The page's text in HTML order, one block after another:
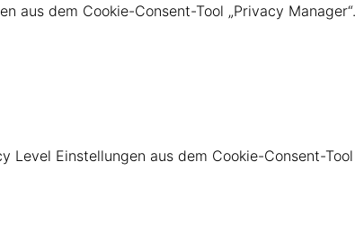
aus dem Cookie-Consent-Tool „Privacy Manager“.
Einstellungen aus dem Cookie-Consent-Tool